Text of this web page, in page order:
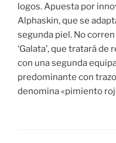
logos. Apuesta por
Alphaskin, que se
segunda piel. No
‘Galata’, que tratará
con una segunda
predominante con
denomina «pimiento